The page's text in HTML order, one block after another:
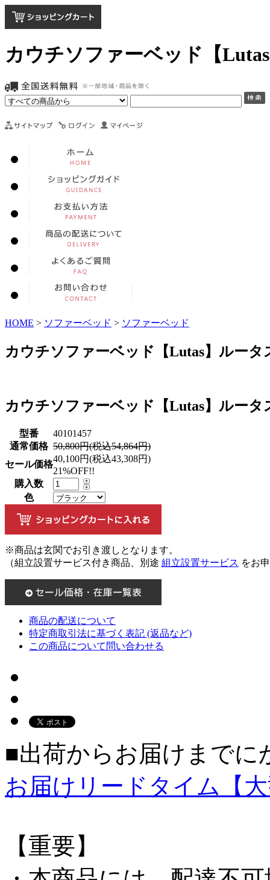
カウチソファーベッド【
HOME > ソファーベッド > ソファーベッド
カウチソファーベッド【Lutas】ルータ
カウチソファーベッド【Lutas】ルータ
型番
40101457
通常価格 50,800円(税込54,864円)
セール価格
40,100円(税込43,308円)
21%OFF!!
購入数
色
※商品は玄関でお引き渡しとなります。
（組立設置サービス付き商品、別途 組立設置サービス をお
商品の配送について
特定商取引法に基づく表記 (返品など)
この商品について問い合わせる
■出荷からお届けまでに
お届けリードタイム【
【重要】